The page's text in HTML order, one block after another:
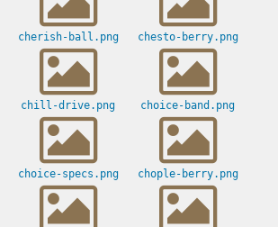
cherish-ball.png chesto-berry.png
chill-drive.png choice-band.png
choice-specs.png chople-berry.png